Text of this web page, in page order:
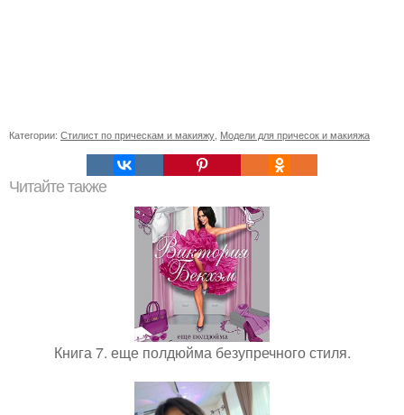
Категории: Стилист по прическам и макияжу Модели для причесок и макияжа
Читайте также
Книга 7. еще полдюйма безупречного стиля.